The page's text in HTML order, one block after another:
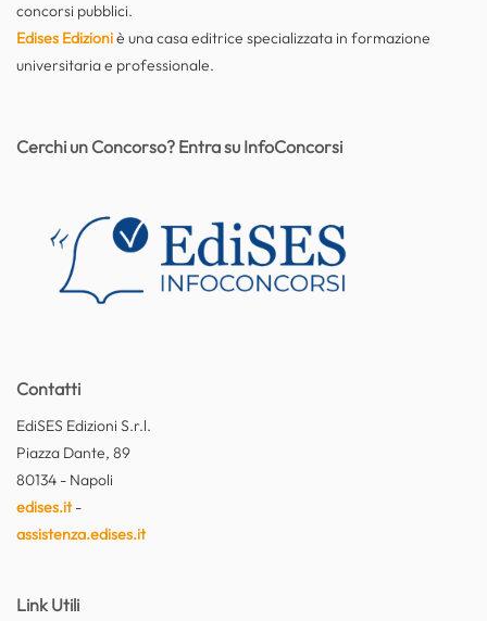
concorsi pubblici.
Edises Edizioniè una casa editrice specializzata in formazione
universitaria e professionale.
Contatti
EdiSES Edizioni S.r.l.
Piazza Dante, 89
80134 - Napoli
edises.it-
assistenza.edises.it
Link Utili
Cerchi un Concorso? Entra su InfoConcorsi